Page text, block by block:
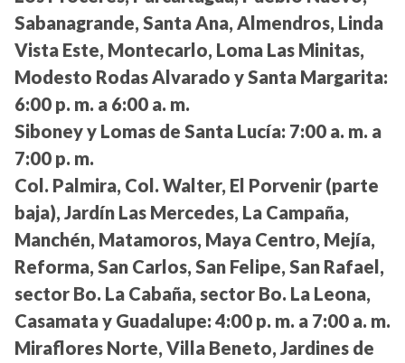
Sabanagrande, Santa Ana, Almendros, Linda
Vista Este, Montecarlo, Loma Las Minitas,
Modesto Rodas Alvarado y Santa Margarita:
6:00 p. m. a 6:00 a. m.
Siboney y Lomas de Santa Lucía: 7:00 a. m. a
7:00 p. m.
Col. Palmira, Col. Walter, El Porvenir (parte
baja), Jardín Las Mercedes, La Campaña,
Manchén, Matamoros, Maya Centro, Mejía,
Reforma, San Carlos, San Felipe, San Rafael,
sector Bo. La Cabaña, sector Bo. La Leona,
Casamata y Guadalupe: 4:00 p. m. a 7:00 a. m.
Miraflores Norte, Villa Beneto, Jardines de